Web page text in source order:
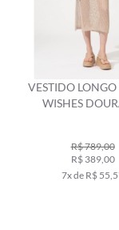
VESTIDO LONGO
WISHES
R$ 789,00
R$ 389,00
7x de R$